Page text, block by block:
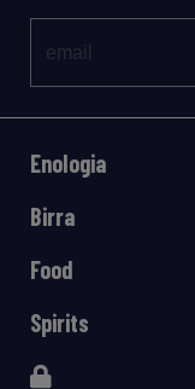
Enologia
Birra
Food
Spirits